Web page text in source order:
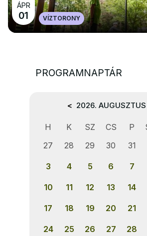
ÁPR
01 VÍZTORONY
PROGRAMNAPTÁR
< 2026. AUGUSZTUS
H K SZ CS P
27
28 29 30 31
3 4 5 6 7
10 11 12 13 14
17 18 19 20 21
24 25 26 27 28